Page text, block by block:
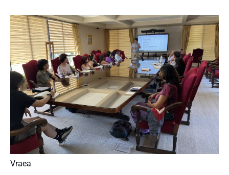
Vraea